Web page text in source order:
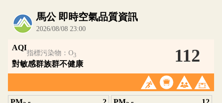
內嵌空氣品質小工具為視覺預覽，完整即時空